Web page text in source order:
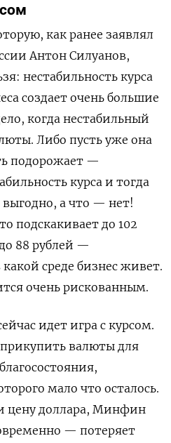
как ранее заявлял
Антон Силуанов,
нестабильность курса
создает очень большие
когда нестабильный
Либо пусть уже она
подорожает —
курса и тогда
а что — нет!
подскакивает до 102
88 рублей —
среде бизнес живет.
очень рискованным.
идет игра с курсом.
валюты для
мало что осталось.
цену доллара, Минфин
— потеряет